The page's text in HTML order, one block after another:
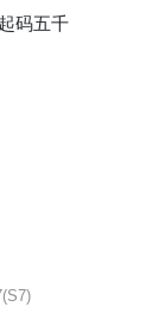
码五千